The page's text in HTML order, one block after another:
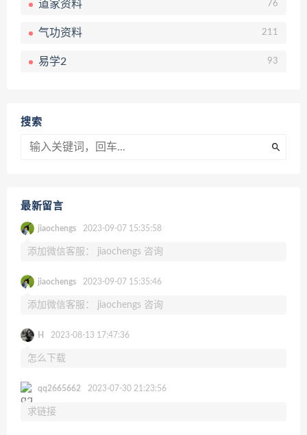
道家资料 76
气功资料 211
易学2 93
搜索
最新留言
jiaochengs 2023-09-07 15:35:58
添加微信客服： jiaochengs 咨询
jiaochengs 2023-09-07 15:35:46
添加微信客服： jiaochengs 咨询
H 2023-08-13 17:47:36
怎么下载
qq2665662 2023-07-30 21:23:56
求链接